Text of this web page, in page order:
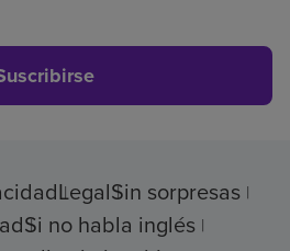
LegalSin sorpresas
Si no habla inglés